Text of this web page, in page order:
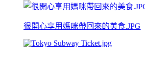
很開心享用媽咪帶回來的美食.JPG